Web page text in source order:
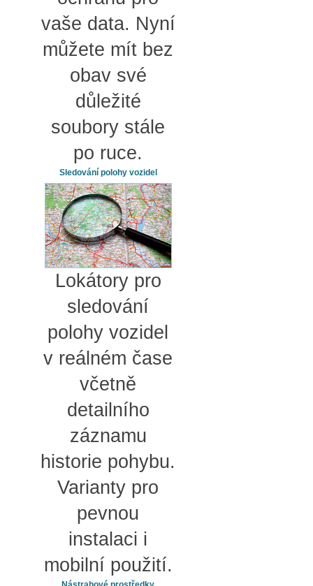
vaše data. Nyní
můžete mít bez
obav své
důležité
soubory stále
po ruce.
Sledování polohy vozidel
Lokátory pro
sledování
polohy vozidel
v reálném čase
včetně
detailního
záznamu
historie pohybu.
Varianty pro
pevnou
instalaci i
mobilní použití.